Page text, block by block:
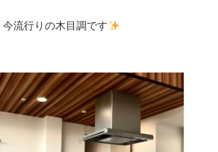
今流行りの木目調です